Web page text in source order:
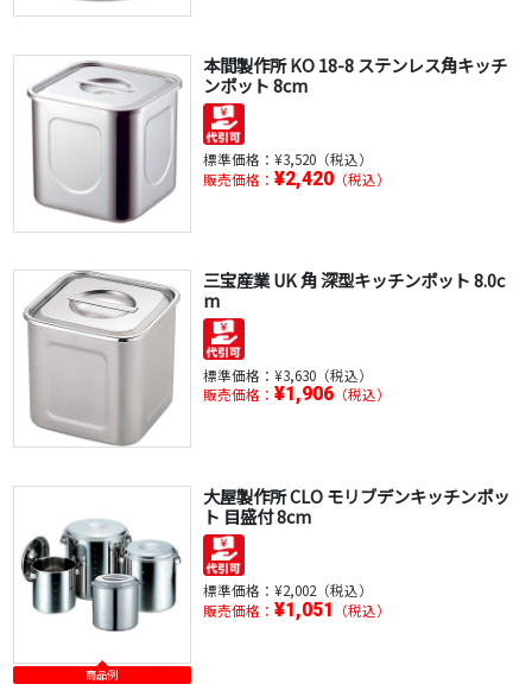
本間製作所 KO 18-8 ステンレス角キッチ
ンポット 8cm
標準価格： ¥3,520（税込）
販売価格： ¥2,420（税込）
三宝産業 UK 角 深型キッチンポット 8.0c
m
標準価格： ¥3,630（税込）
販売価格： ¥1,906（税込）
商品例
大屋製作所 CLO モリブデンキッチンポッ
ト 目盛付 8cm
標準価格： ¥2,002（税込）
販売価格： ¥1,051 （税込）